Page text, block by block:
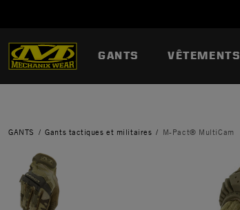
GANTS VÊTEMENTS
GANTS Gants tactiques et militaires M-Pact® MultiCam